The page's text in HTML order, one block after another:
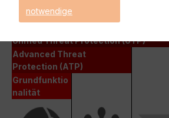
Unified Threat Protection (UTP)
Advanced Threat
Protection (ATP)
Grundfunktio
nalität
notwendige